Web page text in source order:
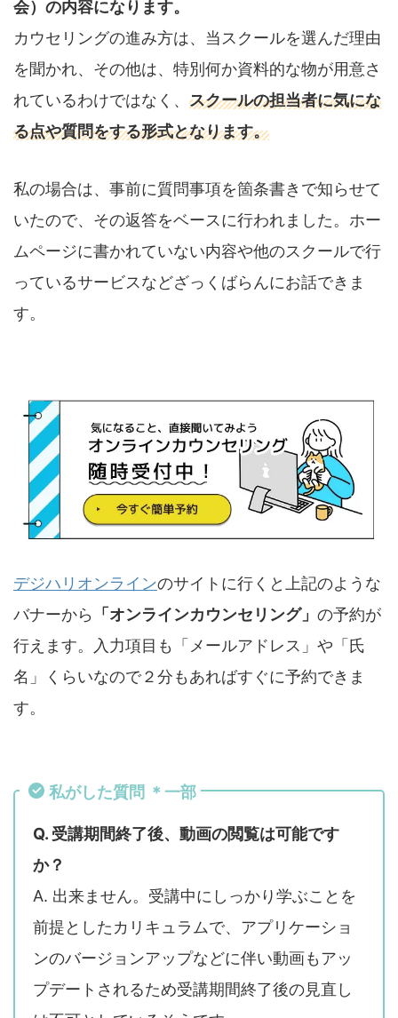
会）の内容になります。
カウセリングの進み方は、当スクールを選んだ理由
を聞かれ、その他は、特別何か資料的な物が用意さ
れているわけではなく、 スクールの担当者に気にな
る点や質問をする形式となります。
私の場合は、事前に質問事項を箇条書きで知らせて
いたので、その返答をベースに行われました。ホー
ムページに書かれていない内容や他のスクールで行
っているサービスなどざっくばらんにお話できま
す。
デジハリオンラインのサイトに行くと上記のような
バナーから
「オンラインカウンセリング」 の予約が
行えます。入力項目も「メールアドレス」や「氏
名」くらいなので２分もあればすぐに予約できま
す。
私がした質問 ＊一部
Q. 受講期間終了後、動画の閲覧は可能です
か？
A. 出来ません。受講中にしっかり学ぶことを
前提としたカリキュラムで、アプリケーショ
ンのバージョンアップなどに伴い動画もアッ
プデートされるため受講期間終了後の見直し